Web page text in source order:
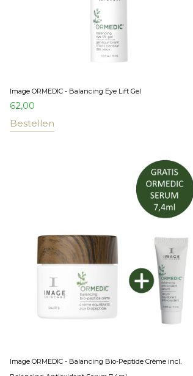
Image ORMEDIC - Balancing Eye Lift Gel
62,00
Bestellen
Image ORMEDIC - Balancing Bio-Peptide Crème incl.